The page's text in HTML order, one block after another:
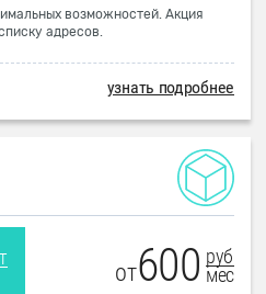
возможностей. Акция
адресов.
узнать подробнее
от600 руб
мес